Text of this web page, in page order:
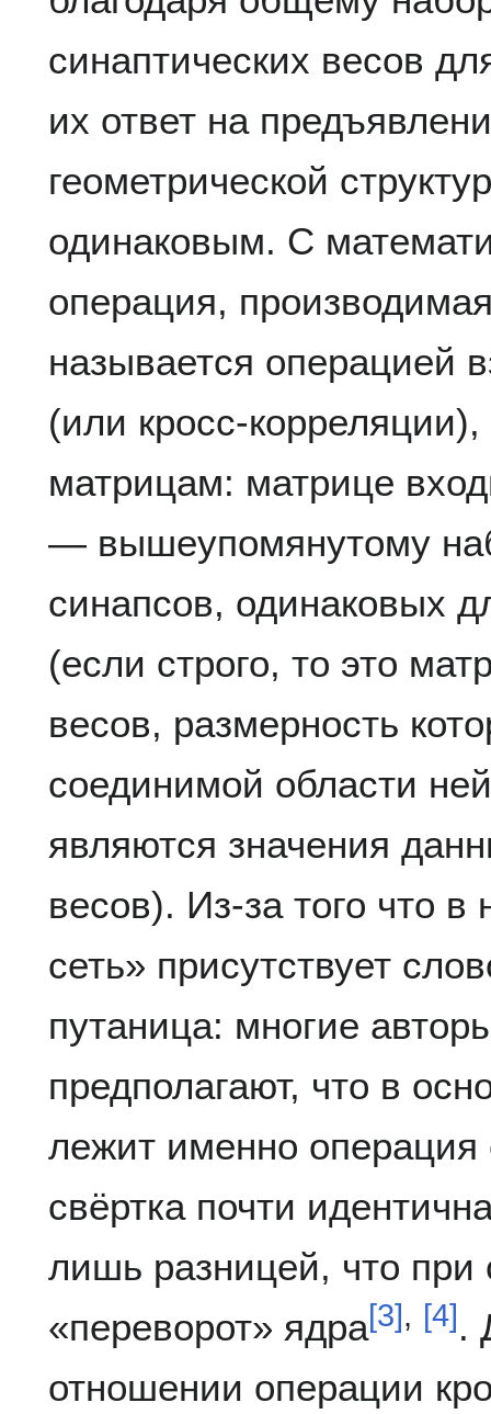
синаптических весов
их ответ на
геометрической
одинаковым. С
операция,
называется операцией
(или кросс-
матрицам: матрице
— вышеупомянутому
синапсов, одинаковых
(если строго, то это
весов, размерность
соединимой области
являются значения
весов). Из-за того что в
сеть» присутствует
путаница: многие
предполагают, что в
лежит именно
свёртка почти
лишь разницей, что при
«переворот» ядра[3], [4] .
отношении операции